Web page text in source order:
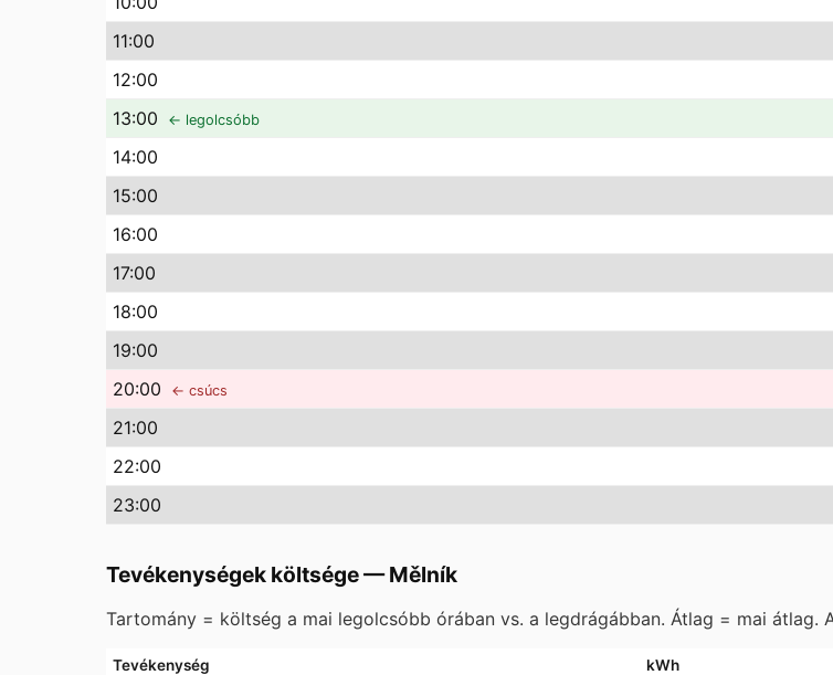
11:00
12:00
13:00 ← legolcsóbb
14:00
15:00
16:00
17:00
18:00
19:00
20:00 ← csúcs
21:00
22:00
23:00
Tevékenységek költsége—Mělník
Tartomány = költség a mai legolcsóbb órában vs. a legdrágábban. Átlag = mai
Tevékenység kWh